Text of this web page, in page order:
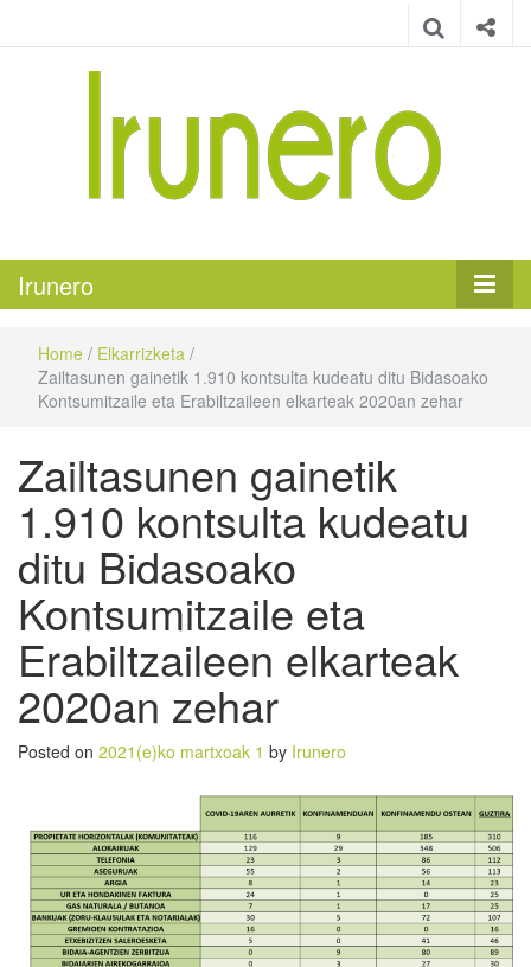
Irunero
Home / Elkarrizketa /
Zailtasunen gainetik 1.910 kontsulta kudeatu ditu Bidasoako
Kontsumitzaile eta Erabiltzaileen elkarteak 2020an zehar
Zailtasunen gainetik
1.910 kontsulta kudeatu
ditu Bidasoako
Kontsumitzaile eta
Erabiltzaileen elkarteak
2020an zehar
Posted on 2021(e)ko martxoak 1 by Irunero